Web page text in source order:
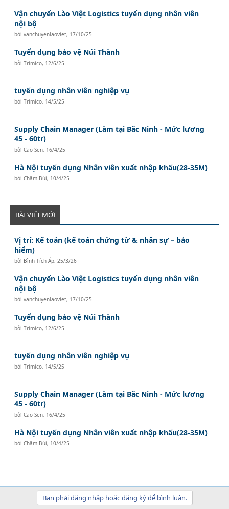
Vận chuyển Lào Việt Logistics tuyển dụng nhân viên
nội bộ
bởivanchuyenlaoviet, 17/10/25
Tuyển dụng bảo vệ Núi Thành
bởiTrimico, 12/6/25
tuyển dụng nhân viên nghiệp vụ
bởiTrimico, 14/5/25
Supply Chain Manager (Làm tại Bắc Ninh - Mức lương
45 - 60tr)
bởiCao Sen, 16/4/25
Hà Nội tuyển dụng Nhân viên xuất nhập khẩu(28-35M)
bởiChâm Bùi, 10/4/25
BÀI VIẾT MỚI
Vị trí: Kế toán (kế toán chứng từ & nhân sự – bảo
hiểm)
bởi Bình Tích Áp, 25/3/26
Vận chuyển Lào Việt Logistics tuyển dụng nhân viên
nội bộ
bởivanchuyenlaoviet, 17/10/25
Tuyển dụng bảo vệ Núi Thành
bởiTrimico, 12/6/25
tuyển dụng nhân viên nghiệp vụ
bởiTrimico, 14/5/25
Supply Chain Manager (Làm tại Bắc Ninh - Mức lương
45 - 60tr)
bởiCao Sen, 16/4/25
Hà Nội tuyển dụng Nhân viên xuất nhập khẩu(28-35M)
bởiChâm Bùi, 10/4/25
Bạn phải đăng nhập hoặc đăng ký để bình luận.